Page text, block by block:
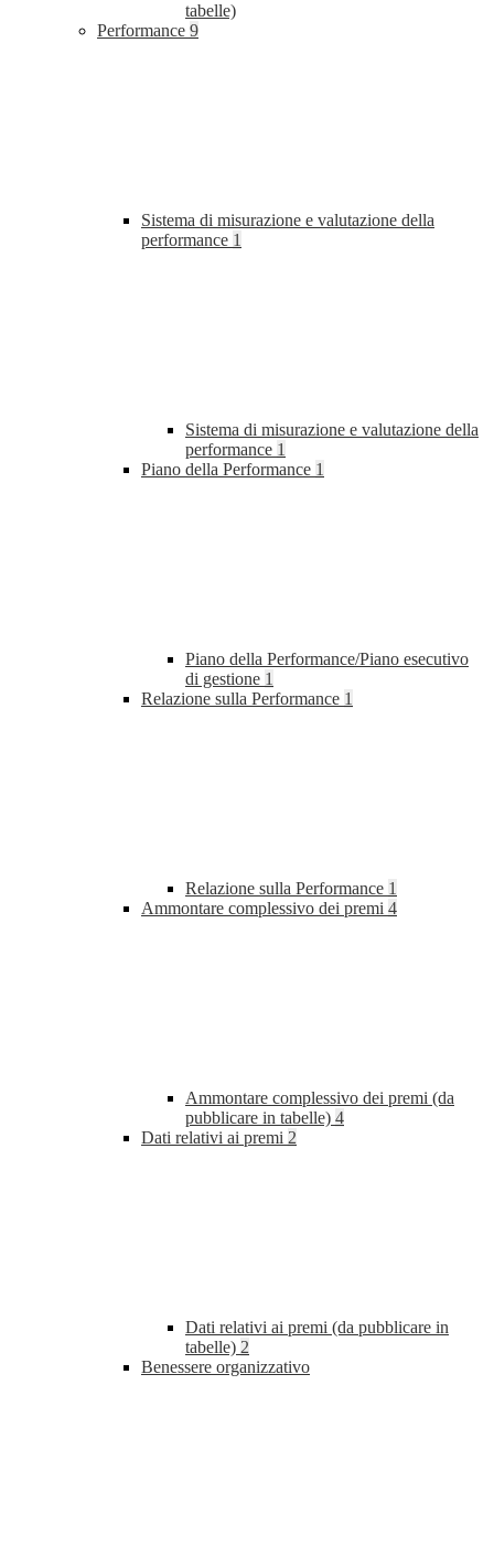
tabelle)
Performance 9
Sistema di misurazione e valutazione della
performance 1
Sistema di misurazione e valutazione della
performance 1
Piano della Performance 1
Piano della Performance/Piano esecutivo
di gestione 1
Relazione sulla Performance 1
Relazione sulla Performance 1
Ammontare complessivo dei premi 4
Ammontare complessivo dei premi (da
pubblicare in tabelle) 4
Dati relativi ai premi 2
Dati relativi ai premi (da pubblicare in
tabelle) 2
Benessere organizzativo